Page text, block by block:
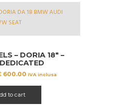
– DORIA 18″ –
679.99.
600.00 Il
€ 600.00.
IVA inclusa
to cart